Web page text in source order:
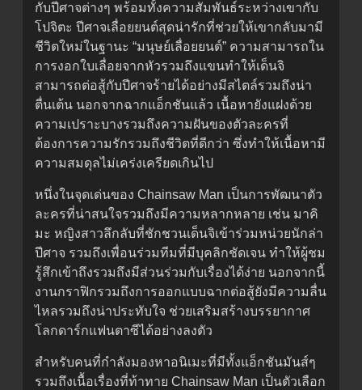
กับปีศาจต่างๆ พร้อมทั้งความสัมพันธ์ระหว่างเขากับ
โปจิตะ ปีศาจเลื่อยยนต์สุดน่ารักที่ช่วยให้เขากลับมามี
ชีวิตใหม่ในฐานะ “มนุษย์เลื่อยยนต์” ความสามารถใน
การงอกใบเลื่อยจากหัวรวมถึงแขนทำให้เด็นจิ
สามารถต่อสู้กับปีศาจร้ายได้อย่างมีสไตล์รวมถึงน่า
ตื่นเต้น นอกจากฉากแอ็กชันแล้ว เนื้อหายังแฝงด้วย
ความเปราะบางรวมถึงความฝันของตัวละครที่
ต้องการความรักรวมถึงชีวิตที่ดีกว่า ซึ่งทำให้เนื้อหามี
ความสมดุลไม่เคร่งเครียดเกินไป
หนึ่งในจุดเด่นของ Chainsaw Man เป็นการพัฒนาตัว
ละครที่น่าสนใจรวมถึงมีความหลากหลาย เช่น มาคิ
มะ หญิงสาวลึกลับที่ชักชวนเด็นจิเข้าร่วมหน่วยนักล่า
ปีศาจ รวมถึงเพื่อนร่วมทีมที่มีบุคลิกชัดเจน ทำให้ผู้ชม
รู้สึกเข้าถึงรวมถึงมีส่วนร่วมกับเรื่องได้ง่าย นอกจากนี้
งานกราฟิกรวมถึงการออกแบบฉากต่อสู้ยังมีความลื่น
ไหลรวมถึงน่าประทับใจ ช่วยเสริมสร้างบรรยากาศ
โลกดาร์กแฟนตาซีได้อย่างลงตัว
สำหรับคนที่กำลังมองหาอนิเมะที่มีทั้งแอ็กชันมันส์ๆ
รวมถึงเนื้อเรื่องที่ท้าทาย Chainsaw Man เป็นตัวเลือก